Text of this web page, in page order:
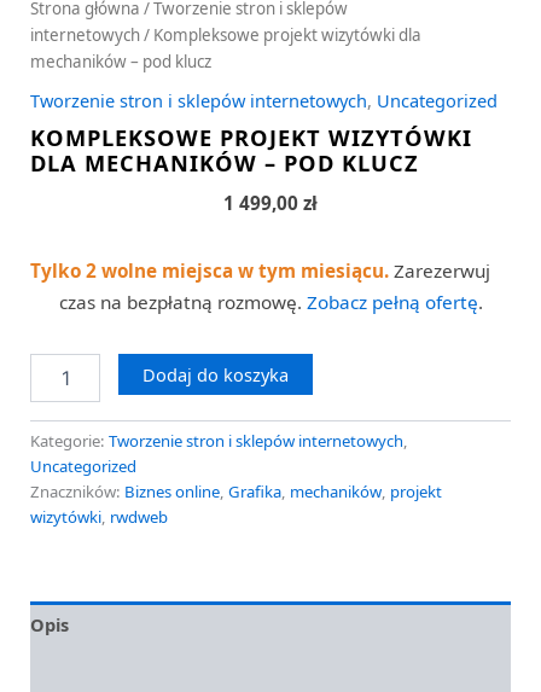
Strona główna /Tworzenie stron i sklepów
internetowych/ Kompleksowe projekt wizytówki dla
mechaników – pod klucz
Tworzenie stron i sklepów internetowych, Uncategorized
KOMPLEKSOWE PROJEKT WIZYTÓWKI
DLA MECHANIKÓW – POD KLUCZ
1 499,00 zł
Tylko 2 wolne miejsca w tym miesiącu. Zarezerwuj
czas na bezpłatną rozmowę. Zobacz pełną ofertę.
Dodaj do koszyka
Kategorie: Tworzenie stron i sklepów internetowych,
Uncategorized
Znaczników: Biznes online, Grafika, mechaników, projekt
wizytówki, rwdweb
Opis